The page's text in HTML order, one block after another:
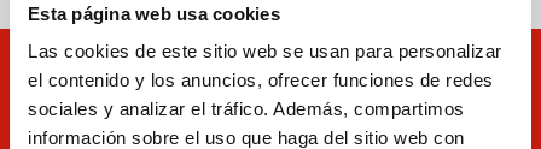
Esta página web usa cookies
Las cookies de este sitio web se usan para personalizar
el contenido y los anuncios, ofrecer funciones de redes
sociales y analizar el tráfico. Además, compartimos
información sobre el uso que haga del sitio web con